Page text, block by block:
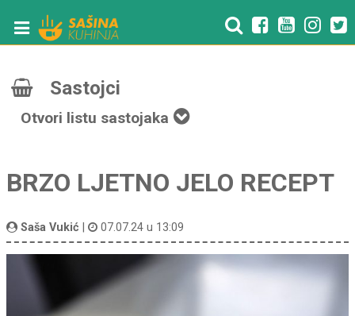
Sastojci
Otvori listu sastojaka
BRZO LJETNO JELO RECEPT
Saša Vukić 07.07.24 u 13:09